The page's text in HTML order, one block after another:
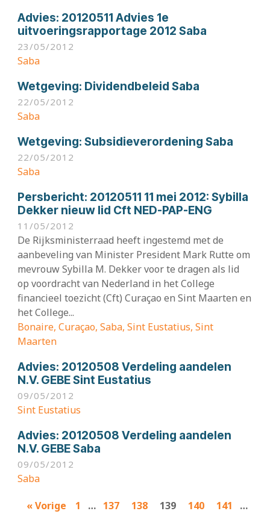
Advies: 20120511 Advies 1e
uitvoeringsrapportage 2012 Saba
23/05/2012
Saba
Wetgeving: Dividendbeleid Saba
22/05/2012
Saba
Wetgeving: Subsidieverordening Saba
22/05/2012
Saba
Persbericht: 20120511 11 mei 2012: Sybilla
Dekker nieuw lid Cft NED-PAP-ENG
11/05/2012
De Rijksministerraad heeft ingestemd met de
aanbeveling van Minister President Mark Rutte om
mevrouw Sybilla M. Dekker voor te dragen als lid
op voordracht van Nederland in het College
financieel toezicht (Cft) Curaçao en Sint Maarten en
het College...
Bonaire, Curaçao, Saba, Sint Eustatius, Sint
Maarten
Advies: 20120508 Verdeling aandelen
N.V. GEBE Sint Eustatius
09/05/2012
Sint Eustatius
Advies: 20120508 Verdeling aandelen
N.V. GEBE Saba
09/05/2012
Saba
Results
« Vorige 1 … 137 138 139 140 141
…